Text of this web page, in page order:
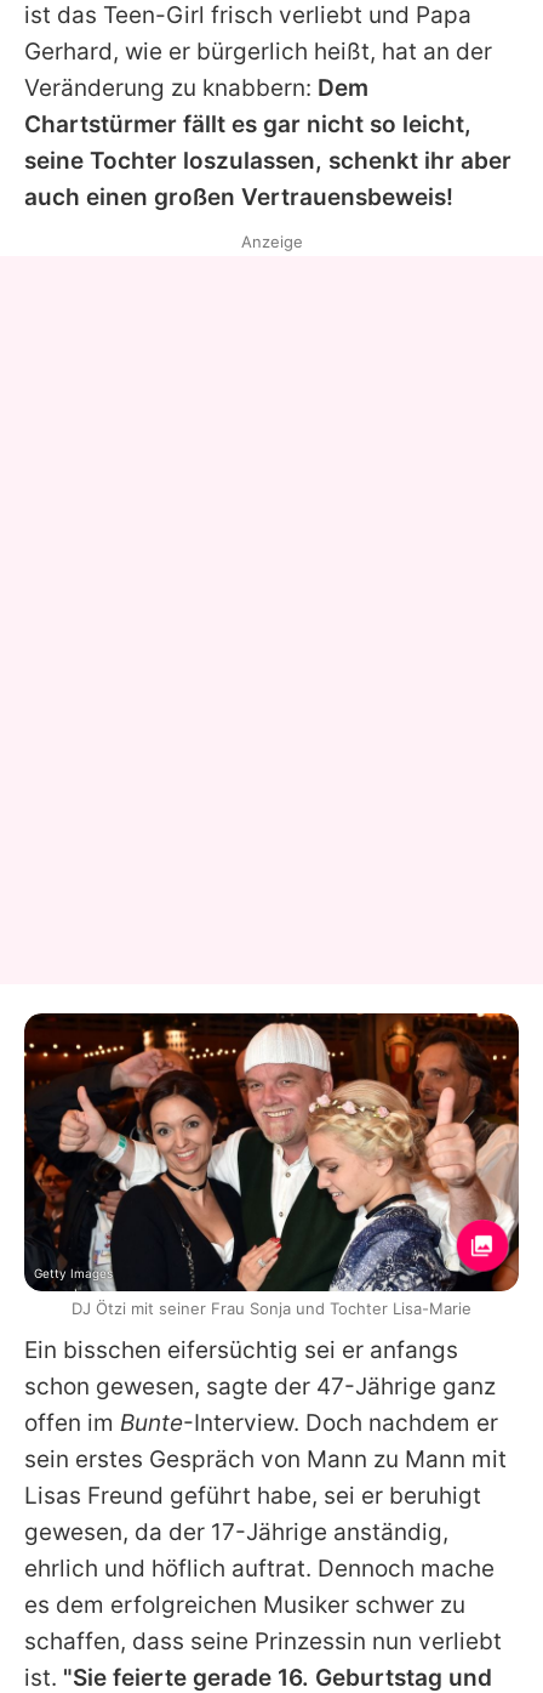
ist das Teen-Girl frisch verliebt und Papa
Gerhard, wie er bürgerlich heißt, hat an der
Veränderung zu knabbern: Dem
Chartstürmer fällt es gar nicht so leicht,
seine Tochter loszulassen, schenkt ihr aber
auch einen großen Vertrauensbeweis!
Ein bisschen eifersüchtig sei er anfangs
schon gewesen, sagte der 47-Jährige ganz
offen im Bunte-Interview. Doch nachdem er
sein erstes Gespräch von Mann zu Mann mit
Lisas Freund geführt habe, sei er beruhigt
gewesen, da der 17-Jährige anständig,
ehrlich und höflich auftrat. Dennoch mache
es dem erfolgreichen Musiker schwer zu
schaffen, dass seine Prinzessin nun verliebt
ist. "Sie feierte gerade 16. Geburtstag und
Anzeige
Getty Images
DJ Ötzi mit seiner Frau Sonja und Tochter Lisa-Marie